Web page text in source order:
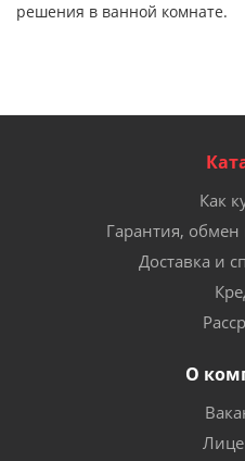
решения в ванной комнате.
Как
Гарантия, обмен
Доставка и
О